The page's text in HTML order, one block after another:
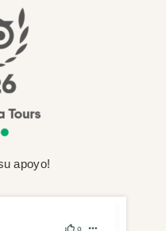
apoyo!